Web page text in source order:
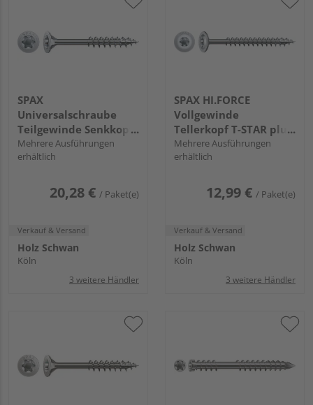
SPAX
Universalschraube
Teilgewinde Senkkopf
T-STAR plus T30 4CUT
WIROX FH
Mehrere Ausführungen
erhältlich
20,28 € / Paket(e)
Verkauf & Versand
Holz Schwan
Köln
3 weitere Händler
SPAX HI.FORCE
Vollgewinde
Tellerkopf T-STAR plus
T40 4CUT WIROX FH
Mehrere Ausführungen
erhältlich
12,99 € / Paket(e)
Verkauf & Versand
Holz Schwan
Köln
3 weitere Händler